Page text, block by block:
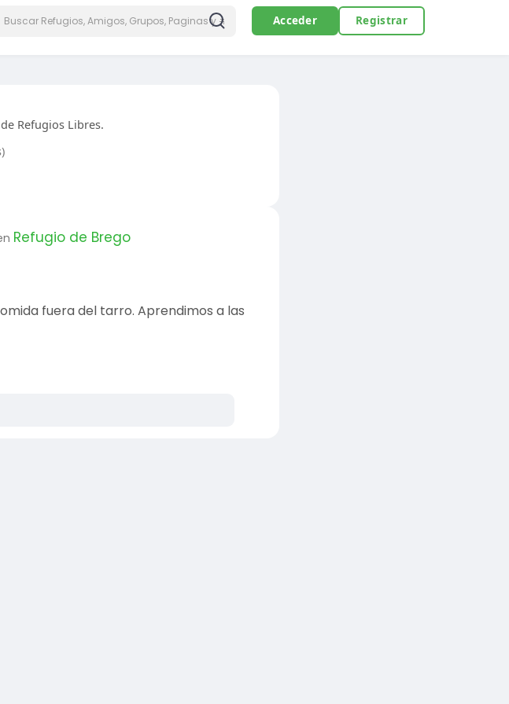
Acceder Registrar
Refugios Libres.
Refugio de Brego
fuera del tarro. Aprendimos a las